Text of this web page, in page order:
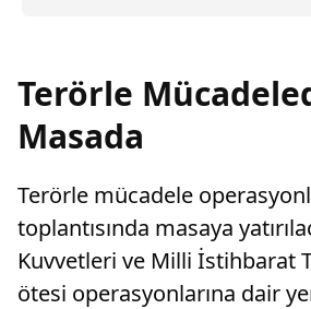
Terörle
Masada
Terörle mücadele
toplantısında masaya
Kuvvetleri ve Milli İstihbarat
ötesi operasyonlarına dair